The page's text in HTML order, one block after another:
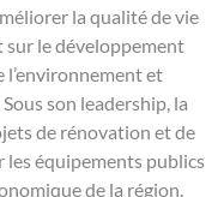
la qualité de vie
sur le développement
l’environnement et
son leadership, la
de rénovation et de
les équipements publics
de la région.